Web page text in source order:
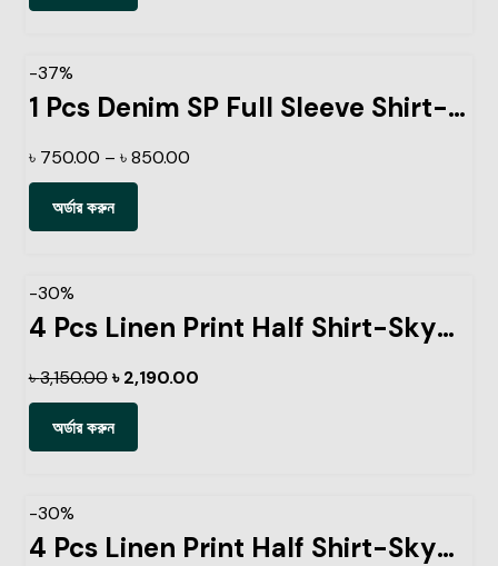
-37%
1 Pcs Denim SP Full Sleeve Shirt- Black
৳ 750.00 – ৳850.00
অর্ডার করুন
-30%
4 Pcs Linen Print Half Shirt-Sky+Petrol+Kathal+Pest
৳3,150.00 ৳2,190.00
অর্ডার করুন
-30%
4 Pcs Linen Print Half Shirt-Sky+Petrol+Lemon+Ash